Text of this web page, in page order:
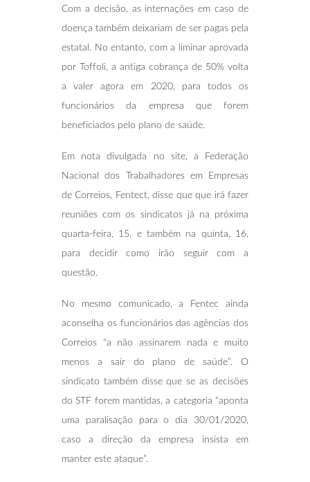
Com a decisão, as internações em caso de
doença também deixariam de ser pagas pela
estatal. No entanto, com a liminar aprovada
por Toffoli, a antiga cobrança de 50% volta
a valer agora em 2020, para todos os
funcionários da empresa que forem
beneficiados pelo plano de saúde.
Em nota divulgada no site, a Federação
Nacional dos Trabalhadores em Empresas
de Correios, Fentect, disse que que irá fazer
reuniões com os sindicatos já na próxima
quarta-feira, 15, e também na quinta, 16,
para decidir como irão seguir com a
questão.
No mesmo comunicado, a Fentec ainda
aconselha os funcionários das agências dos
Correios “a não assinarem nada e muito
menos a sair do plano de saúde”. O
sindicato também disse que se as decisões
do STF forem mantidas, a categoria “aponta
uma paralisação para o dia 30/01/2020,
caso a direção da empresa insista em
manter este ataque”.